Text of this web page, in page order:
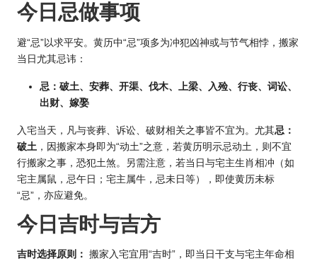
今日忌做事项
避“忌”以求平安。黄历中“忌”项多为冲犯凶神或与节气相悖，搬家
当日尤其忌讳：
忌：破土、安葬、开渠、伐木、上梁、入殓、行丧、词讼、
出财、嫁娶
入宅当天，凡与丧葬、诉讼、破财相关之事皆不宜为。尤其忌：
破土 ，因搬家本身即为“动土”之意，若黄历明示忌动土，则不宜
行搬家之事，恐犯土煞。另需注意，若当日与宅主生肖相冲（如
宅主属鼠，忌午日；宅主属牛，忌未日等），即使黄历未标
“忌”，亦应避免。
今日吉时与吉方
吉时选择原则： 搬家入宅宜用“吉时”，即当日干支与宅主年命相